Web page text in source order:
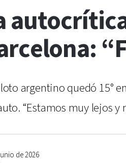
argentino quedó 15°
“Estamos muy lejos y
de 2026